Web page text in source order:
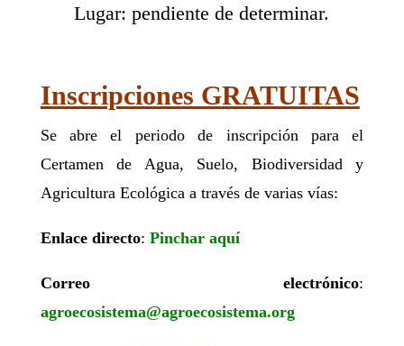
Lugar: pendiente de determinar.
Inscripciones GRATUITAS
Se abre el periodo de inscripción para el
Certamen de Agua, Suelo, Biodiversidad y
Agricultura Ecológica a través de varias vías:
Enlace directo: Pinchar aquí
Correo electrónico:
agroecosistema@agroecosistema.org